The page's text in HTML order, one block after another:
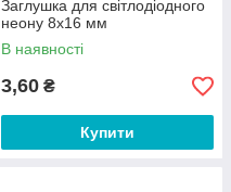
Заглушка для світлодіодного
неону 8х16 мм
В наявності
3,60 ₴
Купити